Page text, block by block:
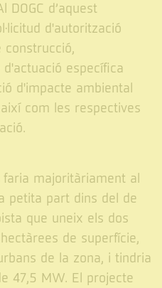
d’aquest
d'autorització
específica
d'impacte ambiental
com les respectives
majoritàriament al
petita part dins del de
que uneix els dos
de superfície,
de la zona, i tindria
47,5 MW. El projecte